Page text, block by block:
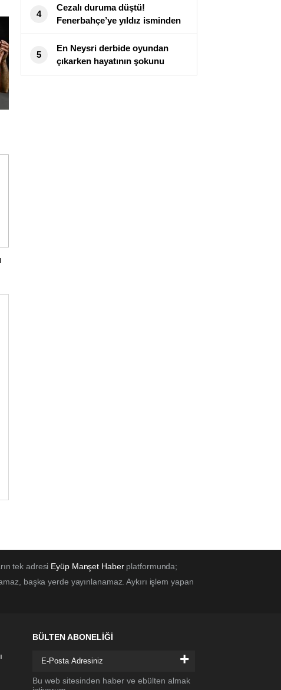
4
Cezalı duruma düştü!
Fenerbahçe’ye yıldız isminden
kötü haber
5
En Neysri derbide oyundan
çıkarken hayatının şokunu
yaşadı!
tek adresi Eyüp Manşet Haber platformunda;
başka yerde yayınlanamaz. Aykırı işlem yapan
BÜLTEN ABONELİĞİ
+
Bu web sitesinden haber ve ebülten almak